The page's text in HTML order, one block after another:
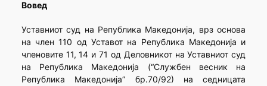
Вовед
Уставниот суд на Република Македонија, врз основа
на член 110 од Уставот на Република Македонија и
членовите 11, 14 и 71 од Деловникот на Уставниот суд
на Република Македонија (“Службен весник на
Република Македонија” бр.70/92) на седницата